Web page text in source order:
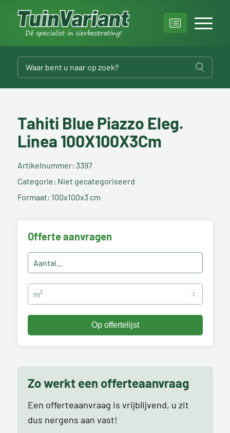
Tahiti Blue Piazzo Eleg.
Linea 100X100X3Cm
Artikelnummer: 3397
Categorie: Niet gecategoriseerd
Formaat: 100x100x3 cm
Offerte aanvragen
Zo werkt een offerteaanvraag
Een offerteaanvraag is vrijblijvend, u zit
dus nergens aan vast!